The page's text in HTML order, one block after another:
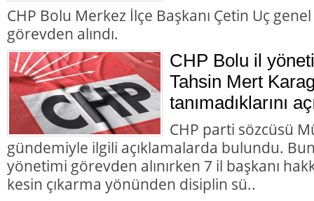
CHP Bolu Merkez İlçe Başkanı Çetin Uç
görevden alındı.
CHP Bolu il
Tahsin Mert
tanımadıklarını
CHP parti sözcüsü
gündemiyle ilgili açıklamalarda bulundu.
yönetimi görevden alınırken 7 il başkanı
kesin çıkarma yönünden disiplin sü..